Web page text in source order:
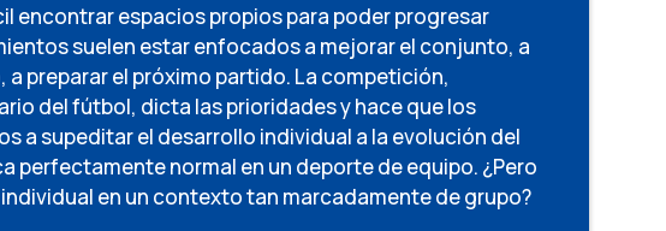
encontrar espacios propios para poder progresar
suelen estar enfocados a mejorar el conjunto, a
preparar el próximo partido. La competición,
del fútbol, dicta las prioridades y hace que los
a supeditar el desarrollo individual a la evolución del
perfectamente normal en un deporte de equipo. ¿Pero
en un contexto tan marcadamente de grupo?